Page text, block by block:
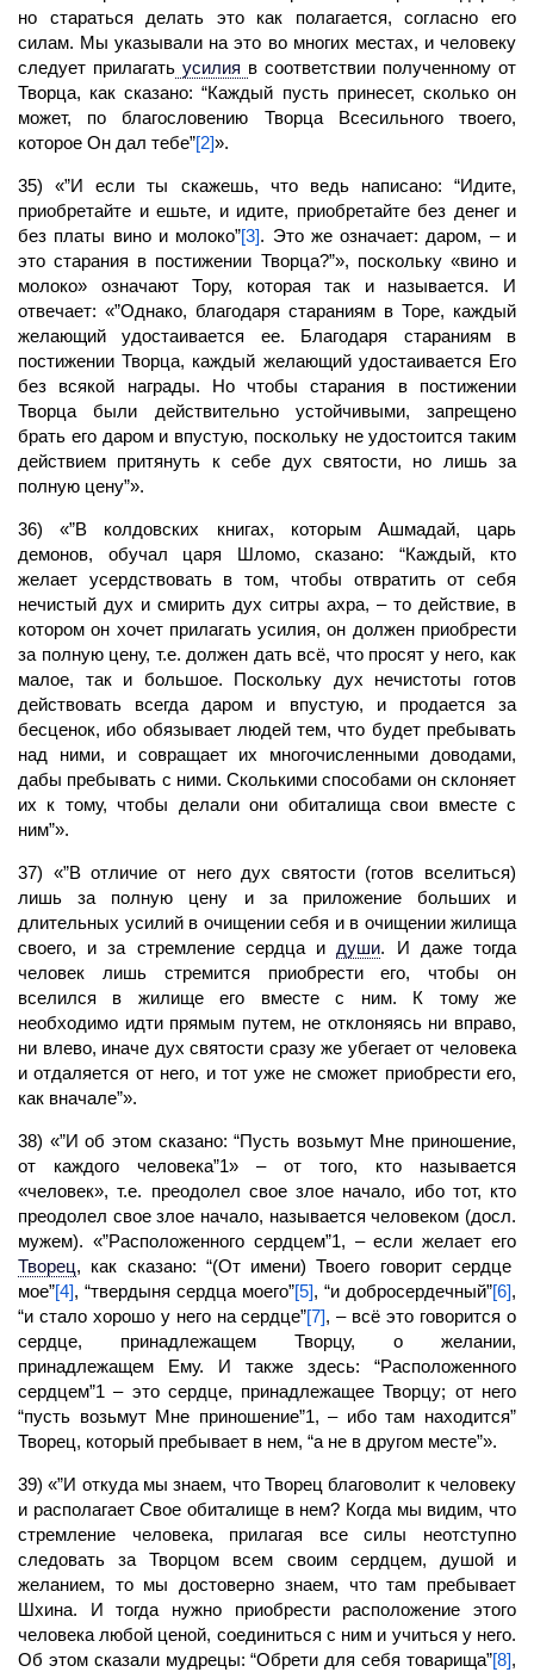
но стараться делать это как полагается, согласно его
силам. Мы указывали на это во многих местах, и человеку
следует прилагать усилия в соответствии полученному от
Творца, как сказано: “Каждый пусть принесет, сколько он
может, по благословению Творца Всесильного твоего,
которое Он дал тебе”[2]».
35) «”И если ты скажешь, что ведь написано: “Идите,
приобретайте и ешьте, и идите, приобретайте без денег и
без платы вино и молоко”[3]. Это же означает: даром, – и
это старания в постижении Творца?”», поскольку «вино и
молоко» означают Тору, которая так и называется. И
отвечает: «”Однако, благодаря стараниям в Торе, каждый
желающий удостаивается ее. Благодаря стараниям в
постижении Творца, каждый желающий удостаивается Его
без всякой награды. Но чтобы старания в постижении
Творца были действительно устойчивыми, запрещено
брать его даром и впустую, поскольку не удостоится таким
действием притянуть к себе дух святости, но лишь за
полную цену”».
36) «”В колдовских книгах, которым Ашмадай, царь
демонов, обучал царя Шломо, сказано: “Каждый, кто
желает усердствовать в том, чтобы отвратить от себя
нечистый дух и смирить дух ситры ахра, – то действие, в
котором он хочет прилагатьусилия, он должен приобрести
за полную цену, т.е. должен дать всё, что просят у него, как
малое, так и большое. Поскольку дух нечистоты готов
действовать всегда даром и впустую, и продается за
бесценок, ибо обязывает людей тем, что будет пребывать
над ними, и совращает их многочисленными доводами,
дабы пребывать с ними. Сколькими способами он склоняет
их к тому, чтобы делали они обиталища свои вместе с
ним”».
37) «”В отличие от него дух святости (готов вселиться)
лишь за полную цену и за приложение больших и
длительных усилий в очищении себя и в очищении жилища
своего, и за стремление сердца и души. И даже тогда
человек лишь стремится приобрести его, чтобы он
вселился в жилище его вместе с ним. К тому же
необходимо идти прямым путем, не отклоняясь ни вправо,
ни влево, иначе дух святости сразу же убегает от человека
и отдаляется от него, и тот уже не сможет приобрести его,
как вначале”».
38) «”И об этом сказано: “Пусть возьмут Мне приношение,
от каждого человека”1» – от того, кто называется
«человек», т.е. преодолел свое злое начало, ибо тот, кто
преодолел свое злое начало, называется человеком (досл.
мужем). «”Расположенного сердцем”1, – если желает его
Творец, как сказано: “(От имени) Твоего говорит сердце
мое”[4], “твердыня сердца моего”[5], “и добросердечный”[6],
“и стало хорошо у него на сердце”[7], – всё это говорится о
сердце, принадлежащем Творцу, о желании,
принадлежащем Ему. И также здесь: “Расположенного
сердцем”1 – это сердце, принадлежащее Творцу; от него
“пусть возьмут Мне приношение”1, – ибо там находится”
Творец, который пребывает в нем, “а не в другом месте”».
39) «”И откуда мы знаем, чтоТворецблаговолит к человеку
и располагает Свое обиталище в нем? Когда мы видим, что
стремление человека, прилагая все силы неотступно
следовать за Творцом всем своим сердцем, душой и
желанием, то мы достоверно знаем, что там пребывает
Шхина. И тогда нужно приобрести расположение этого
человека любой ценой, соединиться с ним и учиться у него.
Об этом сказали мудрецы: “Обрети для себя товарища”[8],